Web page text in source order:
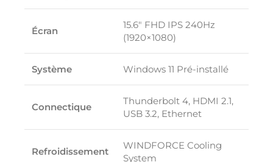
Écran
15.6″ FHD IPS 240Hz
(1920×1080)
Système Windows 11 Pré-installé
Connectique
Thunderbolt 4, HDMI 2.1,
USB 3.2, Ethernet
Refroidissement
WINDFORCE Cooling
System